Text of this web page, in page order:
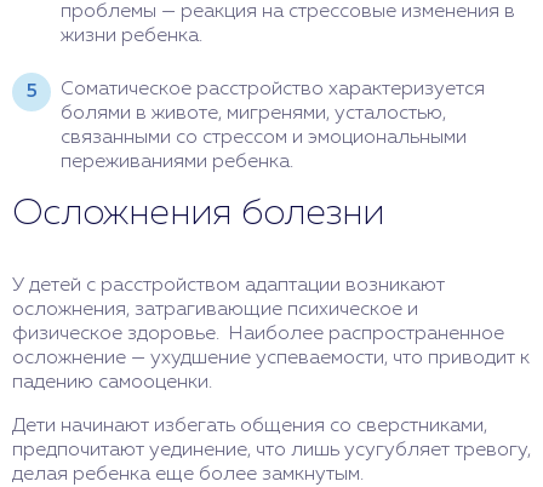
проблемы — реакция на стрессовые изменения в
жизни ребенка.
Соматическое расстройство характеризуется
болями в животе, мигренями, усталостью,
связанными со стрессом и эмоциональными
переживаниями ребенка.
Осложнения болезни
У детей с расстройством адаптации возникают
осложнения, затрагивающие психическое и
физическое здоровье. Наиболее распространенное
осложнение — ухудшение успеваемости, что приводит к
падению самооценки.
Дети начинают избегать общения со сверстниками,
предпочитают уединение, что лишь усугубляет тревогу,
делая ребенка еще более замкнутым.